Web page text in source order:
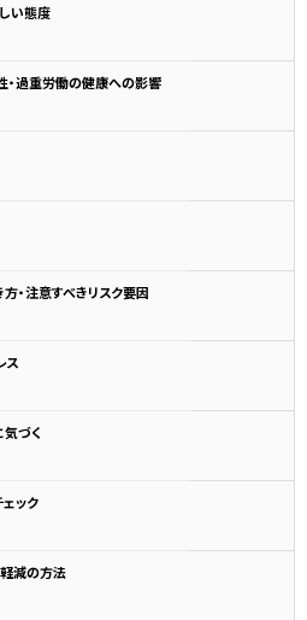
い態度
・過重労働の健康への影響
・注意すべきリスク要因
ス
づく
ック
軽減の方法